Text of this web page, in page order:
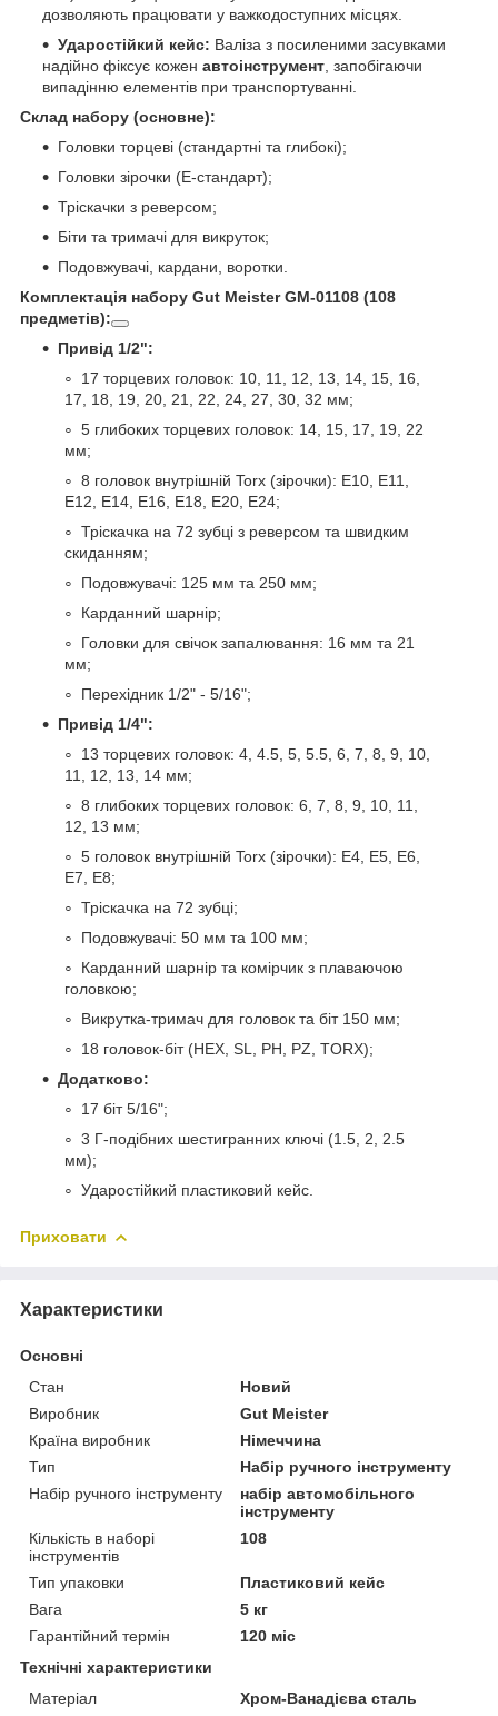
дозволяють працювати у важкодоступних місцях.
Ударостійкий кейс: Валіза з посиленими засувками
надійно фіксує кожен автоінструмент , запобігаючи
випадінню елементів при транспортуванні.
Склад набору (основне):
Головки торцеві (стандартні та глибокі);
Головки зірочки (Е-стандарт);
Тріскачки з реверсом;
Біти та тримачі для викруток;
Подовжувачі, кардани, воротки.
Комплектація набору Gut Meister GM-01108 (108
предметів):
Привід 1/2":
17 торцевих головок: 10, 11, 12, 13, 14, 15, 16,
17, 18, 19, 20, 21, 22, 24, 27, 30, 32 мм;
5 глибоких торцевих головок: 14, 15, 17, 19, 22
мм;
8 головок внутрішній Torx (зірочки): E10, E11,
E12, E14, E16, E18, E20, E24;
Тріскачка на 72 зубці з реверсом та швидким
скиданням;
Подовжувачі: 125 мм та 250 мм;
Карданний шарнір;
Головки для свічок запалювання: 16 мм та 21
мм;
Перехідник 1/2" - 5/16";
Привід 1/4":
13 торцевих головок: 4, 4.5, 5, 5.5, 6, 7, 8, 9, 10,
11, 12, 13, 14 мм;
8 глибоких торцевих головок: 6, 7, 8, 9, 10, 11,
12, 13 мм;
5 головок внутрішній Torx (зірочки): E4, E5, E6,
E7, E8;
Тріскачка на 72 зубці;
Подовжувачі: 50 мм та 100 мм;
Карданний шарнір та комірчик з плаваючою
головкою;
Викрутка-тримач для головок та біт 150 мм;
18 головок-біт (HEX, SL, PH, PZ, TORX);
Додатково:
17 біт 5/16";
3 Г-подібних шестигранних ключі (1.5, 2, 2.5
мм);
Ударостійкий пластиковий кейс.
Приховати
Характеристики
Основні
Стан
Новий
Виробник
Gut Meister
Країна виробник
Німеччина
Тип
Набір ручного інструменту
Набір ручного інструменту
набір автомобільного
інструменту
Кількість в наборі
інструментів
108
Тип упаковки
Пластиковий кейс
Вага
5 кг
Гарантійний термін
120 міс
Технічні характеристики
Матеріал
Хром-Ванадієва сталь